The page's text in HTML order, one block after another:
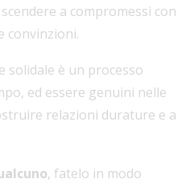
a compromessi con
convinzioni.
solidale è un processo
ed essere genuini nelle
relazioni durature e a
, fatelo in modo